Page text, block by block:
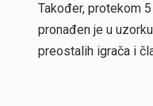
Također, protekom
pronađen je u
preostalih igrača i